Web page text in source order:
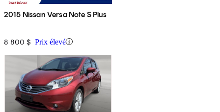
2015 Nissan Versa Note S Plus
8 800 $ Prix élevé